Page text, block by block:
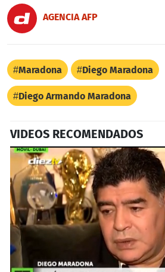
AGENCIA AFP
Maradona Diego Maradona
Diego Armando Maradona
VIDEOS RECOMENDADOS